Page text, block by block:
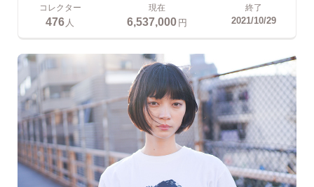
コレクター
476人
現在
6,537,000円
終了
2021/10/29